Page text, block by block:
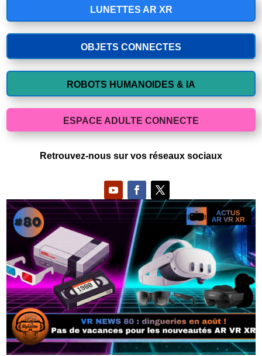
LUNETTES AR XR
OBJETS CONNECTES
ROBOTS HUMANOIDES & IA
ESPACE ADULTE CONNECTE
Retrouvez-nous sur vos réseaux sociaux